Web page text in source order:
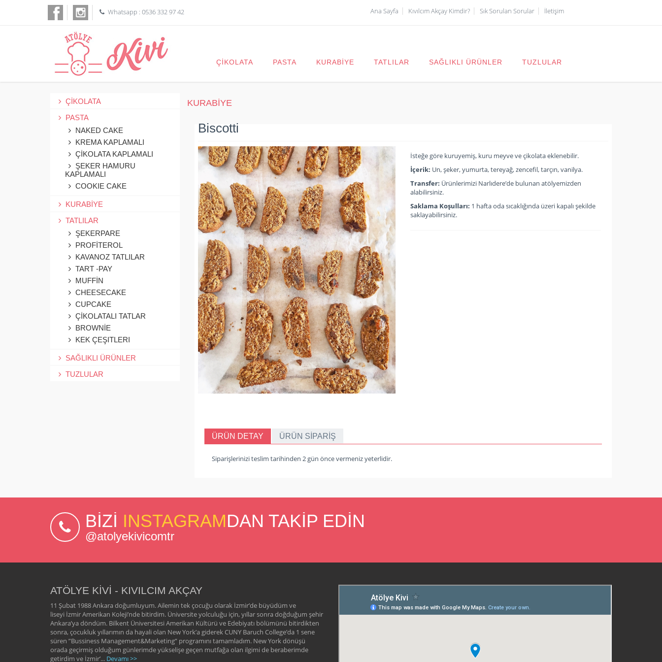
Whatsapp : 0536 332 97 42 Ana Sayfa Kıvılcım Akçay Kimdir? Sık Sorulan Sorular İletişim
ÇİKOLATA PASTA KURABİYE TATLILAR SAĞLIKLI ÜRÜNLER TUZLULAR
ÇİKOLATA
PASTA
NAKED CAKE
KREMA KAPLAMALI
ÇİKOLATA KAPLAMALI
ŞEKER HAMURU
KAPLAMALI
COOKIE CAKE
KURABİYE
TATLILAR
ŞEKERPARE
PROFİTEROL
KAVANOZ TATLILAR
TART -PAY
MUFFİN
CHEESECAKE
CUPCAKE
ÇİKOLATALI TATLAR
BROWNİE
KEK ÇEŞITLERI
SAĞLIKLI ÜRÜNLER
TUZLULAR
KURABİYE
Biscotti
İsteğe göre kuruyemiş, kuru meyve ve çikolata eklenebilir.
İçerik: Un, şeker, yumurta, tereyağ, zencefil, tarçın, vanilya.
Transfer: Ürünlerimizi Narlıdere’de bulunan atölyemizden
alabilirsiniz.
Saklama Koşulları: 1 hafta oda sıcaklığında üzeri kapalı şekilde
saklayabilirsiniz.
ÜRÜN DETAY ÜRÜN SİPARİŞ
Siparişlerinizi teslim tarihinden 2 gün önce vermeniz yeterlidir.
BİZİ INSTAGRAMDAN TAKİP EDİN
@atolyekivicomtr
ATÖLYE KİVİ - KIVILCIM AKÇAY
11 Şubat 1988 Ankara doğumluyum. Ailemin tek çocuğu olarak İzmir’de büyüdüm ve
liseyi İzmir Amerikan Koleji’nde bitirdim. Üniversite yolculuğu için, yıllar sonra doğduğum şehir
Ankara’ya döndüm. Bilkent Üniversitesi Amerikan Kültürü ve Edebiyatı bölümünü bitirdikten
sonra, çocukluk yıllarımın da hayali olan New York’a giderek CUNY Baruch College’da 1 sene
süren ”Bussiness Management&Marketing” programını tamamladım. New York dönüşü
orada geçirmiş olduğum günlerimde yükselişe geçen mutfağa olan ilgimi de beraberimde
getirdim ve İzmir’... Devamı >>